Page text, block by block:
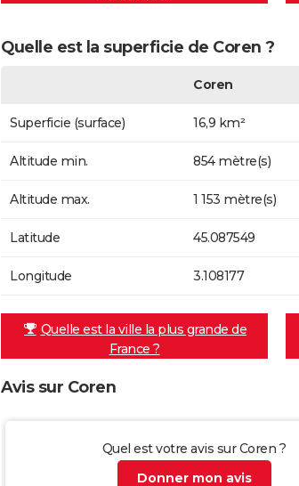
Quelle est la superficie de Coren ?
Coren
Superficie (surface) 16,9 km²
Altitude min. 854 mètre(s)
Altitude max. 1 153 mètre(s)
Latitude 45.087549
Longitude 3.108177
Quelle est la ville la plus grande de
France ?
Avis sur Coren
Quel est votre avis sur Coren ?
Donner mon avis